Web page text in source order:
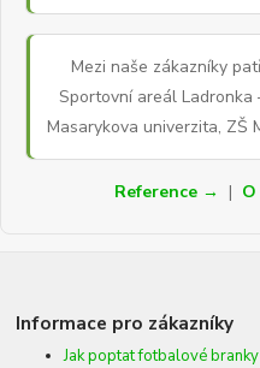
Mezi naše zákazníky
Sportovní areál Ladronka
Masarykova univerzita, ZŠ
Reference → |
Informace pro zákazníky
Jak poptat fotbalové branky